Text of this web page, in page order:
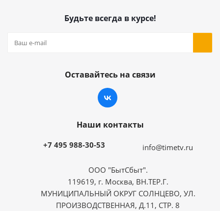
Будьте всегда в курсе!
Оставайтесь на связи
Наши контакты
+7 495 988-30-53 info@timetv.ru
ООО "БытСбыт".
119619, г. Москва, ВН.ТЕР.Г.
МУНИЦИПАЛЬНЫЙ ОКРУГ СОЛНЦЕВО, УЛ.
ПРОИЗВОДСТВЕННАЯ, Д.11, СТР. 8